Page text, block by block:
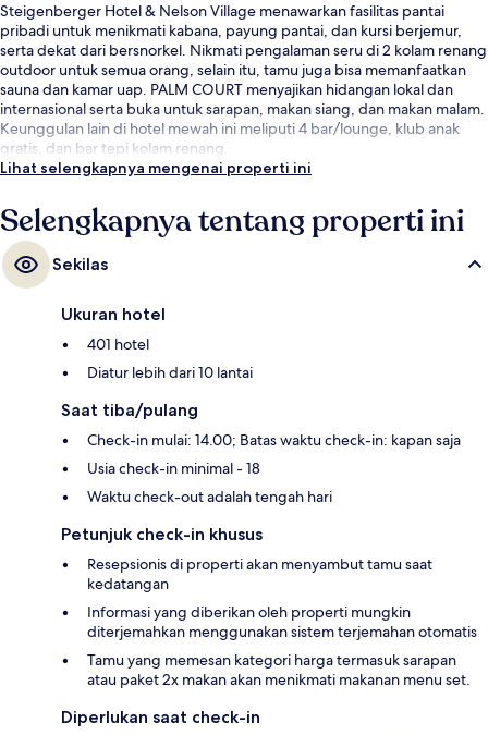
Steigenberger Hotel & Nelson Village menawarkan fasilitas pantai
pribadi untuk menikmati kabana, payung pantai, dan kursi berjemur,
serta dekat dari bersnorkel. Nikmati pengalaman seru di 2 kolam renang
outdoor untuk semua orang, selain itu, tamu juga bisa memanfaatkan
sauna dan kamar uap. PALM COURT menyajikan hidangan lokal dan
internasional serta buka untuk sarapan, makan siang, dan makan malam.
Keunggulan lain di hotel mewah ini meliputi 4 bar/lounge, klub anak
gratis, dan bar tepi kolam renang.
Lihat selengkapnya mengenai properti ini
Selengkapnya tentang properti ini
Sekilas
Ukuran hotel
401 hotel
Diatur lebih dari 10 lantai
Saat tiba/pulang
Check-in mulai: 14.00; Batas waktu check-in: kapan saja
Usia check-in minimal - 18
Waktu check-out adalah tengah hari
Petunjuk check-in khusus
Resepsionis di properti akan menyambut tamu saat
kedatangan
Informasi yang diberikan oleh properti mungkin
diterjemahkan menggunakan sistem terjemahan otomatis
Tamu yang memesan kategori harga termasuk sarapan
atau paket 2x makan akan menikmati makanan menu set.
Diperlukan saat check-in